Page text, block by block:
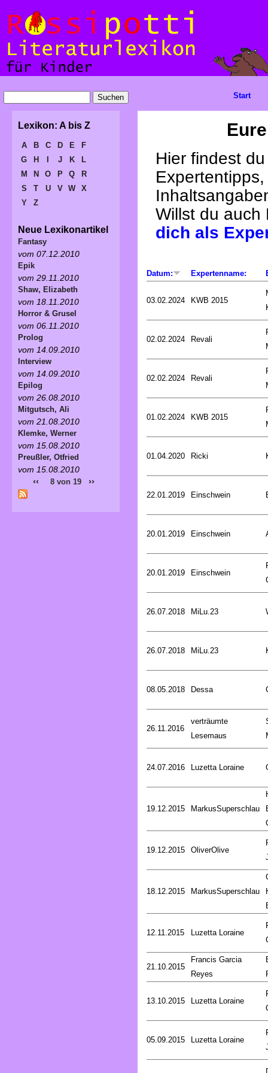
Hier findest
Willst du
dich als
Datum: Expertenname:
03.02.2024 KWB 2015
02.02.2024 Revali
02.02.2024 Revali
01.02.2024 KWB 2015
01.04.2020 Ricki
22.01.2019 Einschwein
20.01.2019 Einschwein
20.01.2019 Einschwein
26.07.2018 MiLu.23
26.07.2018 MiLu.23
08.05.2018 Dessa
26.11.2016
verträumte
Lesemaus
24.07.2016 Luzetta Loraine
19.12.2015 MarkusSuperschlau
19.12.2015 OliverOlive
18.12.2015 MarkusSuperschlau
12.11.2015 Luzetta Loraine
21.10.2015
Francis Garcia
Reyes
13.10.2015 Luzetta Loraine
05.09.2015 Luzetta Loraine
Start
Lexikon: A bis Z
A B C D E
F
G
H J K
L
M
N O P Q
R
S
T U V W
X
Y
Z
Neue Lexikonartikel
Fantasy
vom 07.12.2010
Epik
vom 29.11.2010
Shaw, Elizabeth
vom 18.11.2010
Horror & Grusel
vom 06.11.2010
Prolog
vom 14.09.2010
Interview
vom 14.09.2010
Epilog
vom 26.08.2010
Mitgutsch, Ali
vom 21.08.2010
Klemke, Werner
vom 15.08.2010
Preußler, Otfried
vom 15.08.2010
‹‹ 8 von 19 ››